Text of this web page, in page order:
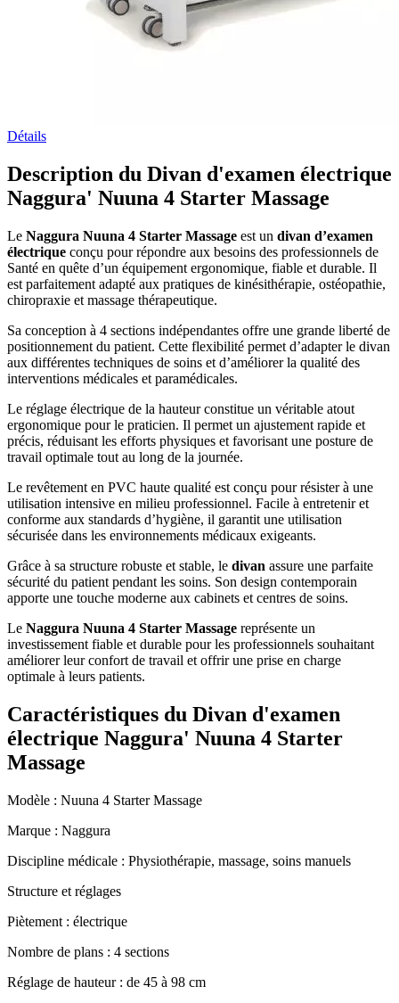
Détails
Description du Divan d'examen électrique
Naggura' Nuuna 4 Starter Massage
Le Naggura Nuuna 4 Starter Massage est un divan d’examen
électrique conçu pour répondre aux besoins des professionnels de
Santé en quête d’un équipement ergonomique, fiable et durable. Il
est parfaitement adapté aux pratiques de kinésithérapie, ostéopathie,
chiropraxie et massage thérapeutique.
Sa conception à 4 sections indépendantes offre une grande liberté de
positionnement du patient. Cette flexibilité permet d’adapter le divan
aux différentes techniques de soins et d’améliorer la qualité des
interventions médicales et paramédicales.
Le réglage électrique de la hauteur constitue un véritable atout
ergonomique pour le praticien. Il permet un ajustement rapide et
précis, réduisant les efforts physiques et favorisant une posture de
travail optimale tout au long de la journée.
Le revêtement en PVC haute qualité est conçu pour résister à une
utilisation intensive en milieu professionnel. Facile à entretenir et
conforme aux standards d’hygiène, il garantit une utilisation
sécurisée dans les environnements médicaux exigeants.
Grâce à sa structure robuste et stable, le divan assure une parfaite
sécurité du patient pendant les soins. Son design contemporain
apporte une touche moderne aux cabinets et centres de soins.
Le Naggura Nuuna 4 Starter Massage représente un
investissement fiable et durable pour les professionnels souhaitant
améliorer leur confort de travail et offrir une prise en charge
optimale à leurs patients.
Caractéristiques du Divan d'examen
électrique Naggura' Nuuna 4 Starter
Massage
Modèle : Nuuna 4 Starter Massage
Marque : Naggura
Discipline médicale : Physiothérapie, massage, soins manuels
Structure et réglages
Piètement : électrique
Nombre de plans : 4 sections
Réglage de hauteur : de 45 à 98 cm